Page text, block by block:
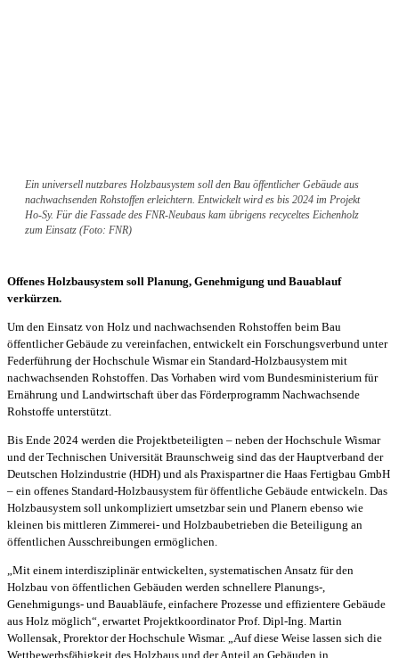
Ein universell nutzbares Holzbausystem soll den Bau öffentlicher Gebäude aus
nachwachsenden Rohstoffen erleichtern. Entwickelt wird es bis 2024 im Projekt
Ho-Sy. Für die Fassade des FNR-Neubaus kam übrigens recyceltes Eichenholz
zum Einsatz (Foto: FNR)
Offenes Holzbausystem soll Planung, Genehmigung und Bauablauf
verkürzen.
Um den Einsatz von Holz und nachwachsenden Rohstoffen beim Bau
öffentlicher Gebäude zu vereinfachen, entwickelt ein Forschungsverbund unter
Federführung der Hochschule Wismar ein Standard-Holzbausystem mit
nachwachsenden Rohstoffen. Das Vorhaben wird vom Bundesministerium für
Ernährung und Landwirtschaft über das Förderprogramm Nachwachsende
Rohstoffe unterstützt.
Bis Ende 2024 werden die Projektbeteiligten – neben der Hochschule Wismar
und der Technischen Universität Braunschweig sind das der Hauptverband der
Deutschen Holzindustrie (HDH) und als Praxispartner die Haas Fertigbau GmbH
– ein offenes Standard-Holzbausystem für öffentliche Gebäude entwickeln. Das
Holzbausystem soll unkompliziert umsetzbar sein und Planern ebenso wie
kleinen bis mittleren Zimmerei- und Holzbaubetrieben die Beteiligung an
öffentlichen Ausschreibungen ermöglichen.
„Mit einem interdisziplinär entwickelten, systematischen Ansatz für den
Holzbau von öffentlichen Gebäuden werden schnellere Planungs-,
Genehmigungs- und Bauabläufe, einfachere Prozesse und effizientere Gebäude
aus Holz möglich“, erwartet Projektkoordinator Prof. Dipl-Ing. Martin
Wollensak, Prorektor der Hochschule Wismar. „Auf diese Weise lassen sich die
Wettbewerbsfähigkeit des Holzbaus und der Anteil an Gebäuden in